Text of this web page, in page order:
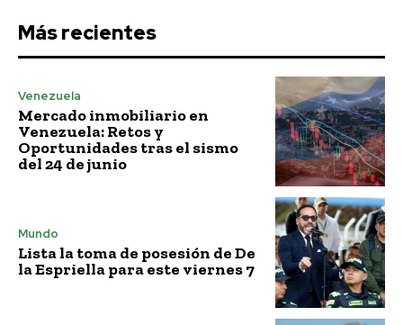
Más recientes
Venezuela
Mercado inmobiliario en
Venezuela: Retos y
Oportunidades tras el sismo
del 24 de junio
Mundo
Lista la toma de posesión de De
la Espriella para este viernes 7